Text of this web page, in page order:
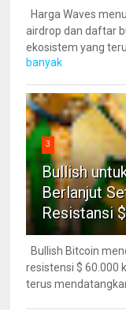
Harga Waves
airdrop dan daftar
ekosistem yang
banyak
3
Bullish
Berlanjut
Resistansi
Bullish Bitcoin
resistensi $ 60.000
terus